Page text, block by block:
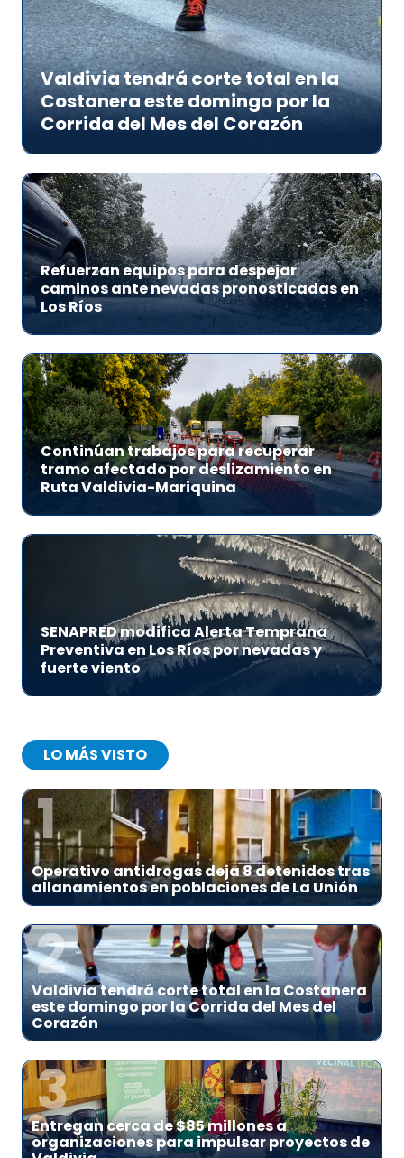
Valdivia tendrá corte total en la
Costanera este domingo por la
Corrida del Mes del Corazón
Refuerzan equipos para despejar
caminos ante nevadas pronosticadas en
Los Ríos
Continúan trabajos para recuperar
tramo afectado por deslizamiento en
Ruta Valdivia-Mariquina
SENAPRED modifica Alerta Temprana
Preventiva en Los Ríos por nevadas y
fuerte viento
LO MÁS VISTO
1
Operativo antidrogas deja 8 detenidos tras
allanamientos en poblaciones de La Unión
2
Valdivia tendrá corte total en la Costanera
este domingo por la Corrida del Mes del
Corazón
3
Entregan cerca de $85 millones a
organizaciones para impulsar proyectos de